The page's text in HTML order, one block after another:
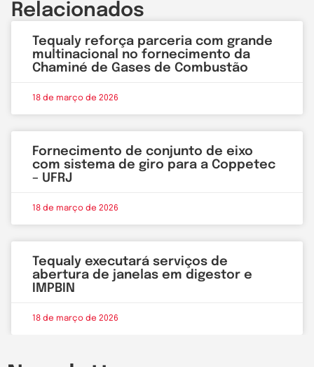
Relacionados
Tequaly reforça parceria com grande
multinacional no fornecimento da
Chaminé de Gases de Combustão
18 de março de 2026
Fornecimento de conjunto de eixo
com sistema de giro para a Coppetec
– UFRJ
18 de março de 2026
Tequaly executará serviços de
abertura de janelas em digestor e
IMPBIN
18 de março de 2026